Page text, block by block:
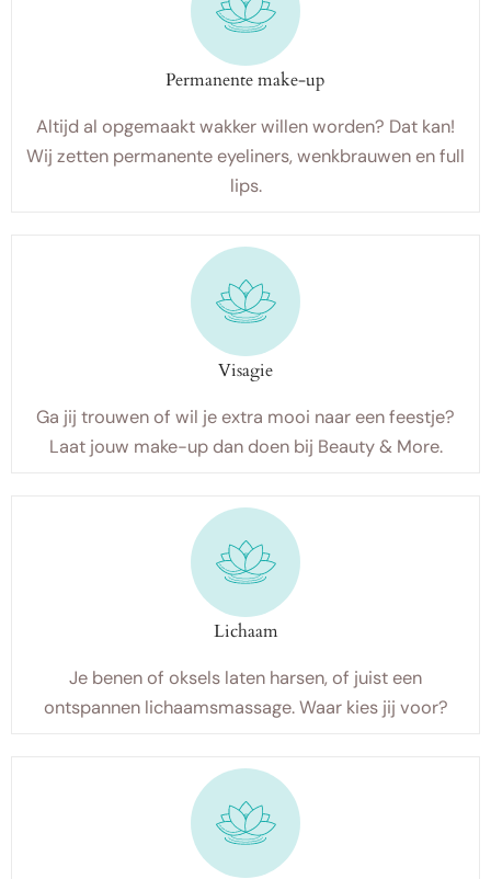
Permanente make-up
Altijd al opgemaakt wakker willen worden? Dat kan!
Wij zetten permanente eyeliners, wenkbrauwen en full
lips.
Visagie
Ga jij trouwen of wil je extra mooi naar een feestje?
Laat jouw make-up dan doen bij Beauty & More.
Lichaam
Je benen of oksels laten harsen, of juist een
ontspannen lichaamsmassage. Waar kies jij voor?